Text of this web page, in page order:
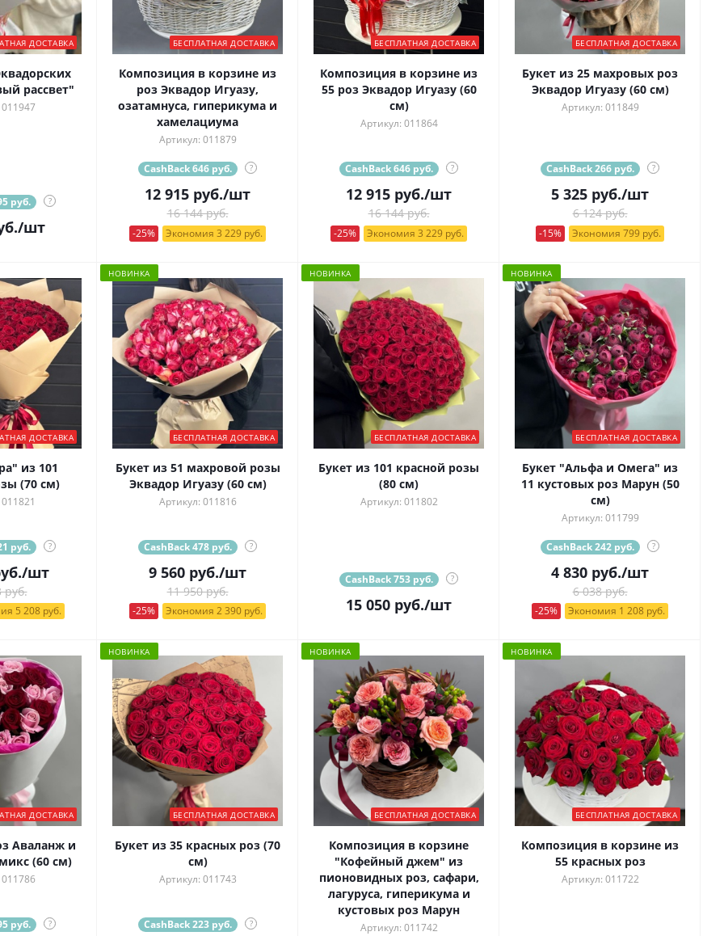
ДОСТАВКА
рассвет"
руб. ?
/шт
БЕСПЛАТНАЯ ДОСТАВКА
Композиция в корзине из
роз Эквадор Игуазу,
озатамнуса, гиперикума и
хамелациума
Артикул: 011879
CashBack 646 руб. ?
12 915 руб./шт
16 144 руб.
-25% Экономия 3 229 руб.
БЕСПЛАТНАЯ ДОСТАВКА
Композиция в корзине из
55 роз Эквадор Игуазу (60
см)
Артикул: 011864
CashBack 646 руб. ?
12 915 руб./шт
16 144 руб.
-25% Экономия 3 229 руб.
БЕСПЛАТНАЯ ДОСТАВКА
Букет из 25 махровых роз
Эквадор Игуазу (60 см)
Артикул: 011849
CashBack 266 руб. ?
5 325 руб./шт
6 124 руб.
-15% Экономия 799 руб.
ДОСТАВКА
из 101
(70 см)
руб. ?
/шт
руб.
5 208 руб.
НОВИНКА
БЕСПЛАТНАЯ ДОСТАВКА
Букет из 51 махровой розы
Эквадор Игуазу (60 см)
Артикул: 011816
CashBack 478 руб. ?
9 560 руб./шт
11 950 руб.
-25% Экономия 2 390 руб.
НОВИНКА
БЕСПЛАТНАЯ ДОСТАВКА
Букет из 101 красной розы
(80 см)
Артикул: 011802
CashBack 753 руб. ?
15 050 руб./шт
НОВИНКА
БЕСПЛАТНАЯ ДОСТАВКА
Букет "Альфа и Омега" из
11 кустовых роз Марун (50
см)
Артикул: 011799
CashBack 242 руб. ?
4 830 руб./шт
6 038 руб.
-25% Экономия 1 208 руб.
ДОСТАВКА
Аваланж и
(60 см)
руб. ?
НОВИНКА
БЕСПЛАТНАЯ ДОСТАВКА
Букет из 35 красных роз (70
см)
Артикул: 011743
CashBack 223 руб. ?
НОВИНКА
БЕСПЛАТНАЯ ДОСТАВКА
Композиция в корзине
"Кофейный джем" из
пионовидных роз, сафари,
лагуруса, гиперикума и
кустовых роз Марун
Артикул: 011742
НОВИНКА
БЕСПЛАТНАЯ ДОСТАВКА
Композиция в корзине из
55 красных роз
Артикул: 011722